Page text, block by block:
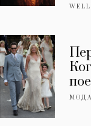
МОДА